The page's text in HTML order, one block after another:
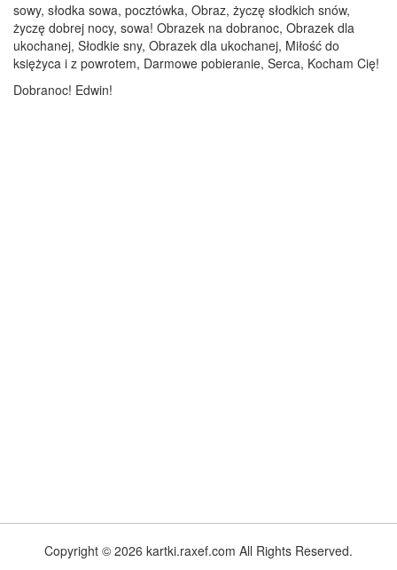
sowy, słodka sowa, pocztówka, Obraz, życzę słodkich snów,
życzę dobrej nocy, sowa! Obrazek na dobranoc, Obrazek dla
ukochanej, Słodkie sny, Obrazek dla ukochanej, Miłość do
księżyca i z powrotem, Darmowe pobieranie, Serca, Kocham Cię!
Dobranoc! Edwin!
Copyright © 2026 kartki.raxef.com All Rights Reserved.